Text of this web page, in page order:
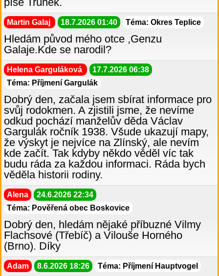
Martin Galaj 18.7.2026 01:40 Téma: Okres Teplice
Hledám původ mého otce ,Genzu
Galaje.Kde se narodil?
Helena Garguláková
17.7.2026 06:38
Téma: Příjmení Gargulák
Dobrý den, začala jsem sbírat informace pro
svůj rodokmen. A zjistili jsme, že nevíme
odkud pochází manželův děda Václav
Gargulák ročník 1938. Všude ukazují mapy,
že výskyt je nejvíce na Zlínský, ale nevím
kde začít. Tak kdyby někdo věděl víc tak
budu ráda za každou informaci. Ráda bych
věděla historii rodiny.
Alena
24.6.2026 22:34
Téma: Pověřená obec Boskovice
Dobrý den, hledám nějaké příbuzné Vilmy
Flachsové (Třebíč) a Vilouše Horného
(Brno). Díky
Adam 8.6.2026 18:26 Téma: Příjmení Hauptvogel